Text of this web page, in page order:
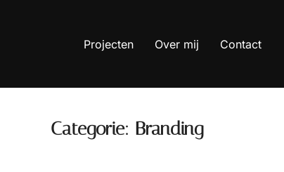
Projecten Over mij Contact
Categorie: Branding